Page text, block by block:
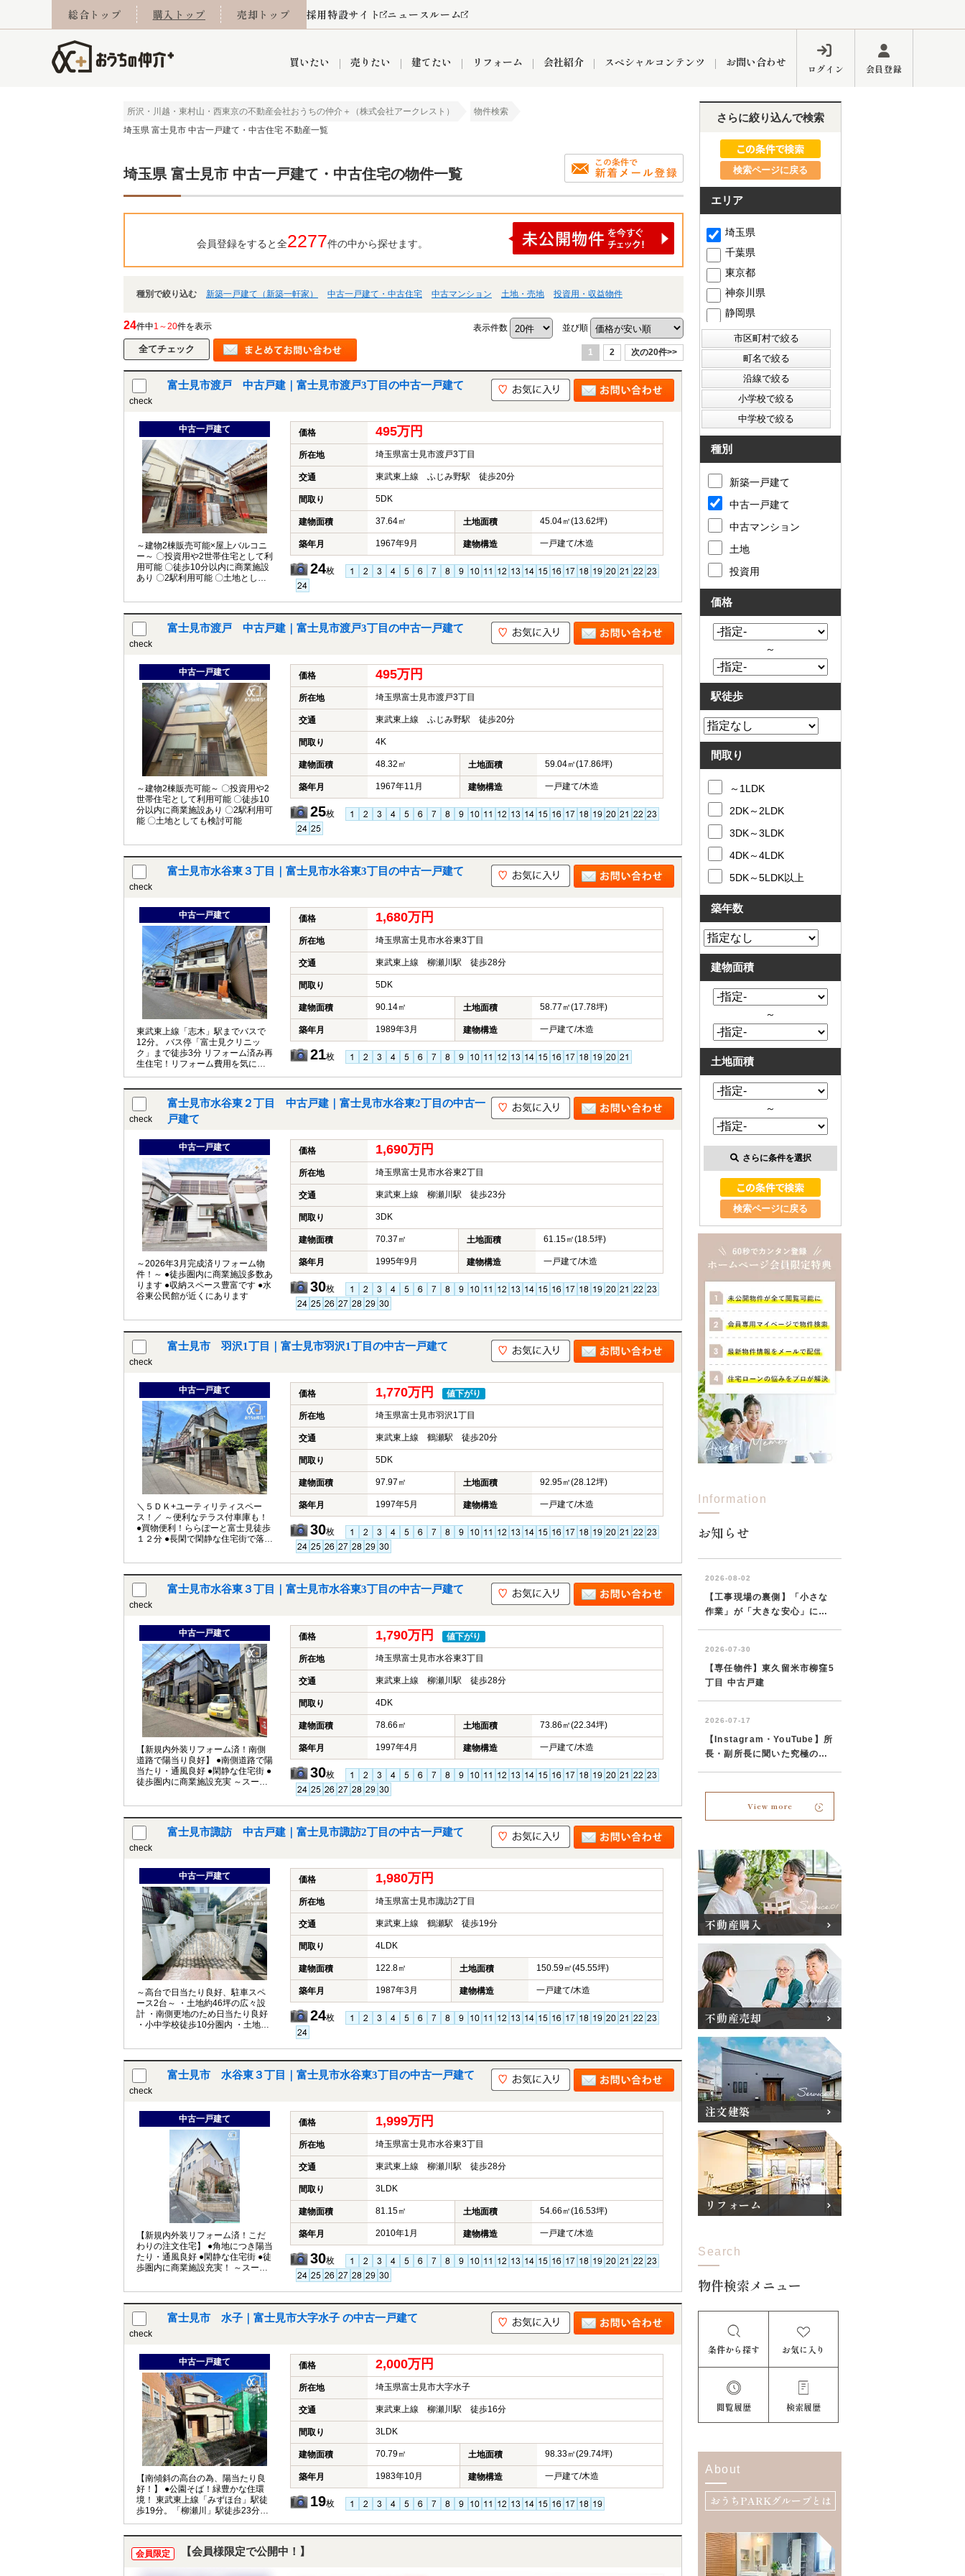
総合トップ 購入トップ 売却トップ 採用特設サイト ニュースルーム
買いたい
川越市 入間市 飯能市 狭山市 ふじみ野市 富士見市 志木市 新座市 朝霞市 西東京市 東村山市 東大和市
東久留米市
売りたい
練馬区
建てたい リフォーム 会社紹介
インフォメーション ブログ
秋津営業所 東久留米営業所
スペシャルコンテンツ お問い合わせ ログイン 会員登録
所沢・川越・東村山・西東京の不動産会社おうちの仲介＋（株式会社アークレスト）
物件検索
埼玉県 富士見市 中古一戸建て・中古住宅 不動産一覧
埼玉県 富士見市 中古一戸建て・中古住宅の物件一覧
会員登録をすると全2277件の中から探せます。
種別で絞り込む 新築一戸建て（新築一軒家） 中古一戸建て・中古住宅 中古マンション 土地・売地 投資用・収益物件
24件中1～20件を表示 表示件数 並び順
1 2 次の20件>>
check
富士見市渡戸 中古戸建｜富士見市渡戸3丁目の中古一戸建て
中古一戸建て
～建物2棟販売可能×屋上バルコニ
ー～ 〇投資用や2世帯住宅として利
用可能 〇徒歩10分以内に商業施設
あり 〇2駅利用可能 〇土地として
価格 495万円
所在地 埼玉県富士見市渡戸3丁目
交通 東武東上線 ふじみ野駅 徒歩20分
間取り 5DK
建物面積 37.64㎡ 土地面積 45.04㎡(13.62坪)
築年月 1967年9月 建物構造 一戸建て/木造
24枚
check
富士見市渡戸 中古戸建｜富士見市渡戸3丁目の中古一戸建て
中古一戸建て
～建物2棟販売可能～ 〇投資用や2
世帯住宅として利用可能 〇徒歩10
分以内に商業施設あり 〇2駅利用可
能 〇土地としても検討可能
価格 495万円
所在地 埼玉県富士見市渡戸3丁目
交通 東武東上線 ふじみ野駅 徒歩20分
間取り 4K
建物面積 48.32㎡ 土地面積 59.04㎡(17.86坪)
築年月 1967年11月 建物構造 一戸建て/木造
25枚
check
富士見市水谷東３丁目｜富士見市水谷東3丁目の中古一戸建て
中古一戸建て
東武東上線「志木」駅までバスで
12分。 バス停「富士見クリニッ
ク」まで徒歩3分 リフォーム済み再
生住宅！リフォーム費用を気にせ
ず、新生活をスタートできます！
価格 1,680万円
所在地 埼玉県富士見市水谷東3丁目
交通 東武東上線 柳瀬川駅 徒歩28分
間取り 5DK
建物面積 90.14㎡ 土地面積 58.77㎡(17.78坪)
築年月 1989年3月 建物構造 一戸建て/木造
21枚
check
富士見市水谷東２丁目 中古戸建｜富士見市水谷東2丁目の中古一
戸建て
中古一戸建て
～2026年3月完成済リフォーム物
件！～ ●徒歩圏内に商業施設多数あ
ります ●収納スペース豊富です ●水
谷東公民館が近くにあります
価格 1,690万円
所在地 埼玉県富士見市水谷東2丁目
交通 東武東上線 柳瀬川駅 徒歩23分
間取り 3DK
建物面積 70.37㎡ 土地面積 61.15㎡(18.5坪)
築年月 1995年9月 建物構造 一戸建て/木造
30枚
check
富士見市 羽沢1丁目｜富士見市羽沢1丁目の中古一戸建て
中古一戸建て
＼５ＤＫ+ユーティリティスペー
ス！／ ～便利なテラス付車庫も！
●買物便利！ららぽーと富士見徒歩
１２分 ●長閑で閑静な住宅街で落ち
価格 1,770万円 値下がり
所在地 埼玉県富士見市羽沢1丁目
交通 東武東上線 鶴瀬駅 徒歩20分
間取り 5DK
建物面積 97.97㎡ 土地面積 92.95㎡(28.12坪)
築年月 1997年5月 建物構造 一戸建て/木造
30枚
check
富士見市水谷東３丁目｜富士見市水谷東3丁目の中古一戸建て
中古一戸建て
【新規内外装リフォーム済！南側
道路で陽当り良好】 ●南側道路で陽
当たり・通風良好 ●閑静な住宅街 ●
徒歩圏内に商業施設充実 ～スーパ
価格 1,790万円 値下がり
所在地 埼玉県富士見市水谷東3丁目
交通 東武東上線 柳瀬川駅 徒歩28分
間取り 4DK
建物面積 78.66㎡ 土地面積 73.86㎡(22.34坪)
築年月 1997年4月 建物構造 一戸建て/木造
30枚
check
富士見市諏訪 中古戸建｜富士見市諏訪2丁目の中古一戸建て
中古一戸建て
～高台で日当たり良好、駐車スペ
ース2台～ ・土地約46坪の広々設
計 ・南側更地のため日当たり良好
・小中学校徒歩10分圏内 ・土地と
価格 1,980万円
所在地 埼玉県富士見市諏訪2丁目
交通 東武東上線 鶴瀬駅 徒歩19分
間取り 4LDK
建物面積 122.8㎡ 土地面積 150.59㎡(45.55坪)
築年月 1987年3月 建物構造 一戸建て/木造
24枚
check
富士見市 水谷東３丁目｜富士見市水谷東3丁目の中古一戸建て
中古一戸建て
【新規内外装リフォーム済！こだ
わりの注文住宅】 ●角地につき陽当
たり・通風良好 ●閑静な住宅街 ●徒
歩圏内に商業施設充実！ ～スーパ
価格 1,999万円
所在地 埼玉県富士見市水谷東3丁目
交通 東武東上線 柳瀬川駅 徒歩28分
間取り 3LDK
建物面積 81.15㎡ 土地面積 54.66㎡(16.53坪)
築年月 2010年1月 建物構造 一戸建て/木造
30枚
check
富士見市 水子｜富士見市大字水子 の中古一戸建て
中古一戸建て
【南傾斜の高台の為、陽当たり良
好！】 ●公園そば！緑豊かな住環
境！ 東武東上線「みずほ台」駅徒
歩19分。「柳瀬川」駅徒歩23分。
2駅利用可能！
価格 2,000万円
所在地 埼玉県富士見市大字水子
交通 東武東上線 柳瀬川駅 徒歩16分
間取り 3LDK
建物面積 70.79㎡ 土地面積 98.33㎡(29.74坪)
築年月 1983年10月 建物構造 一戸建て/木造
19枚
会員限定 【会員様限定で公開中！】
さらに絞り込んで検索
検索ページに戻る
エリア
埼玉県
千葉県
東京都
神奈川県
静岡県
種別
新築一戸建て
中古一戸建て
中古マンション
土地
投資用
価格
～
駅徒歩
間取り
～1LDK
2DK～2LDK
3DK～3LDK
4DK～4LDK
5DK～5LDK以上
築年数
建物面積
～
土地面積
～
さらに条件を選択
検索ページに戻る
Information
お知らせ
View more
不動産購入
不動産売却
注文建築
リフォーム
Search
物件検索メニュー
条件から探す お気に入り
閲覧履歴 検索履歴
About
おうちPARKグループとは